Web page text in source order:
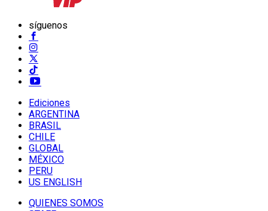
síguenos
Ediciones
ARGENTINA
BRASIL
CHILE
GLOBAL
MÉXICO
PERU
US ENGLISH
QUIENES SOMOS